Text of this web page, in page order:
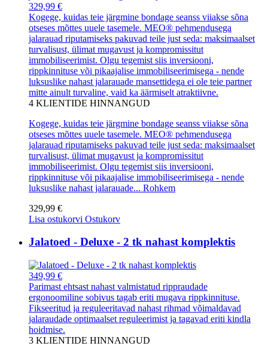
329,99 €
Kogege, kuidas teie järgmine bondage seanss viiakse sõna
otseses mõttes uuele tasemele. MEO® pehmendusega
jalarauad riputamiseks pakuvad teile just seda: maksimaalset
turvalisust, ülimat mugavust ja kompromissitut
immobiliseerimist. Olgu tegemist siis inversiooni,
rippkinnituse või pikaajalise immobiliseerimisega - nende
luksuslike nahast jalarauade mansettidega ei ole teie partner
mitte ainult turvaline, vaid ka äärmiselt atraktiivne.
4 KLIENTIDE HINNANGUD
Kogege, kuidas teie järgmine bondage seanss viiakse sõna
otseses mõttes uuele tasemele. MEO® pehmendusega
jalarauad riputamiseks pakuvad teile just seda: maksimaalset
turvalisust, ülimat mugavust ja kompromissitut
immobiliseerimist. Olgu tegemist siis inversiooni,
rippkinnituse või pikaajalise immobiliseerimisega - nende
luksuslike nahast jalarauade... Rohkem
329,99 €
Lisa ostukorvi Ostukorv
Jalatoed - Deluxe - 2 tk nahast komplektis
349,99 €
Parimast ehtsast nahast valmistatud rippraudade
ergonoomiline sobivus tagab eriti mugava rippkinnituse.
Fikseeritud ja reguleeritavad nahast rihmad võimaldavad
jalaraudade optimaalset reguleerimist ja tagavad eriti kindla
hoidmise.
3 KLIENTIDE HINNANGUD